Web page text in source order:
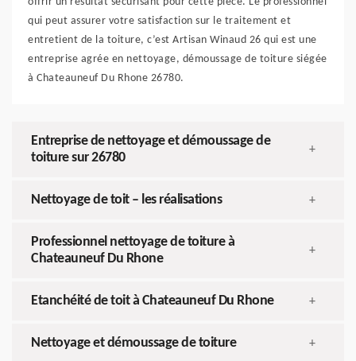
qui peut assurer votre satisfaction sur le traitement et
entretient de la toiture, c’est Artisan Winaud 26 qui est une
entreprise agrée en nettoyage, démoussage de toiture siégée
à Chateauneuf Du Rhone 26780.
Entreprise de nettoyage et démoussage de
toiture sur 26780
+
Nettoyage de toit – les réalisations +
Professionnel nettoyage de toiture à
Chateauneuf Du Rhone
+
Etanchéité de toit à Chateauneuf Du Rhone +
Nettoyage et démoussage de toiture +